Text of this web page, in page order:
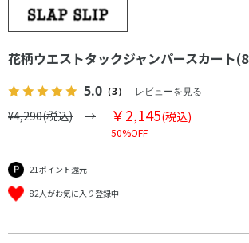
花柄ウエストタックジャンパースカート
5.0 （3） レビューを見る
¥4,290(税込) ￥2,145(税込)
50%OFF
21ポイント還元
82人がお気に入り登録中